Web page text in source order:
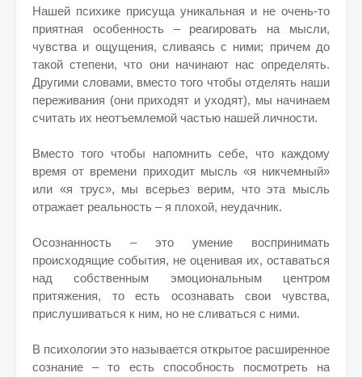
Нашей психике присуща уникальная и не очень-то
приятная особенность – реагировать на мысли,
чувства и ощущения, сливаясь с ними; причем до
такой степени, что они начинают нас определять.
Другими словами, вместо того чтобы отделять наши
переживания (они приходят и уходят), мы начинаем
считать их неотъемлемой частью нашей личности.
Вместо того чтобы напомнить себе, что каждому
время от времени приходит мысль «я никчемный»
или «я трус», мы всерьез верим, что эта мысль
отражает реальность – я плохой, неудачник.
Осознанность – это умение воспринимать
происходящие события, не оценивая их, оставаться
над собственным эмоциональным центром
притяжения, то есть осознавать свои чувства,
прислушиваться к ним, но не сливаться с ними.
В психологии это называется открытое расширенное
сознание – то есть способность посмотреть на